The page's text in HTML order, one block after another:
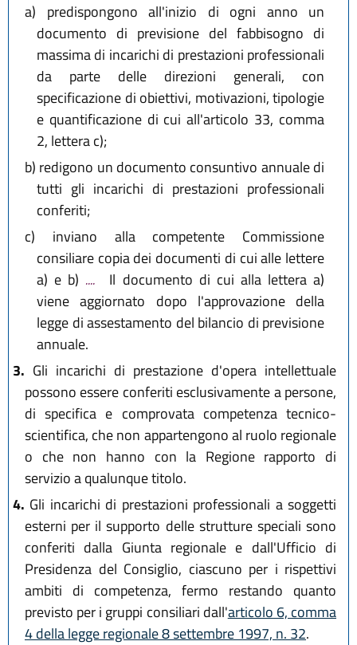
a) predispongono all'inizio di ogni anno un
documento di previsione del fabbisogno di
massima di incarichi di prestazioni professionali
da parte delle direzioni generali, con
specificazione di obiettivi, motivazioni, tipologie
e quantificazione di cui all'articolo 33, comma
2, lettera c);
b) redigono un documento consuntivo annuale di
tutti gli incarichi di prestazioni professionali
conferiti;
c) inviano alla competente Commissione
consiliare copia dei documenti di cui alle lettere
a) e b) ....
Il documento di cui alla lettera a)
viene aggiornato dopo l'approvazione della
legge di assestamento del bilancio di previsione
annuale.
3. Gli incarichi di prestazione d'opera intellettuale
possono essere conferiti esclusivamente a persone,
di specifica e comprovata competenza tecnico-
scientifica, che non appartengono al ruolo regionale
o che non hanno con la Regione rapporto di
servizio a qualunque titolo.
4. Gli incarichi di prestazioni professionali a soggetti
esterni per il supporto delle strutture speciali sono
conferiti dalla Giunta regionale e dall'Ufficio di
Presidenza del Consiglio, ciascuno per i rispettivi
ambiti di competenza, fermo restando quanto
previsto per i gruppi consiliari dall'articolo 6, comma
4 della legge regionale 8 settembre 1997, n. 32.